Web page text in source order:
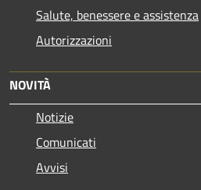
Salute, benessere e assistenza
Autorizzazioni
NOVITÀ
Notizie
Comunicati
Avvisi